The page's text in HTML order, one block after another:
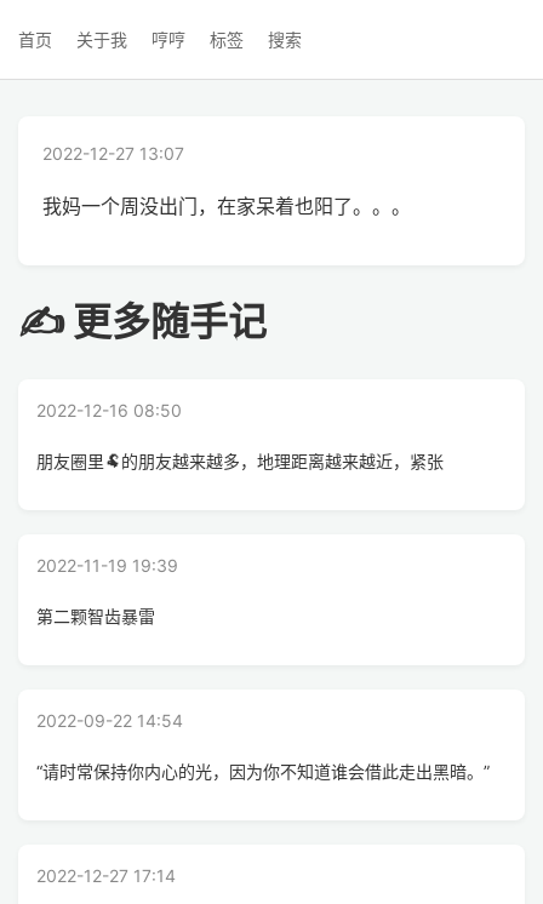
首页 关于我 哼哼 标签 搜索
2022-12-27 13:07
我妈一个周没出门，在家呆着也阳了。。。
✍ 更多随手记
2022-12-16 08:50
朋友圈里🐏的朋友越来越多，地理距离越来越近，紧张
2022-11-19 19:39
第二颗智齿暴雷
2022-09-22 14:54
“请时常保持你内心的光，因为你不知道谁会借此走出黑暗。”
2022-12-27 17:14